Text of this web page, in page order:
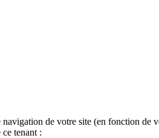
de votre site (en fonction de
tenant :